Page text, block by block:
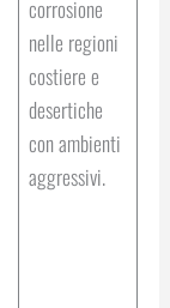
corrosione
nelle regioni
costiere e
desertiche
con ambienti
aggressivi.